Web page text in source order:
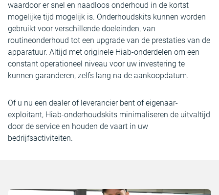
waardoor er snel en naadloos onderhoud in de kortst
mogelijke tijd mogelijk is. Onderhoudskits kunnen worden
gebruikt voor verschillende doeleinden, van
routineonderhoud tot een upgrade van de prestaties van de
apparatuur. Altijd met originele Hiab-onderdelen om een
constant operationeel niveau voor uw investering te
kunnen garanderen, zelfs lang na de aankoopdatum.
Of u nu een dealer of leverancier bent of eigenaar-
exploitant, Hiab-onderhoudskits minimaliseren de uitvaltijd
door de service en houden de vaart in uw
bedrijfsactiviteiten.